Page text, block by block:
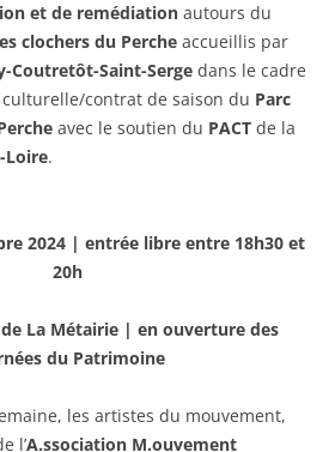
et de remédiation autours du
clochers du Perche accueillis par
Coutretôt-Saint-Serge dans le cadre
contrat de saison du Parc
avec le soutien du PACT de la
Loire.
2024 | entrée libre entre 18h30 et
20h
La Métairie | en ouverture des
du Patrimoine
les artistes du mouvement,
l’A.ssociation M.ouvement